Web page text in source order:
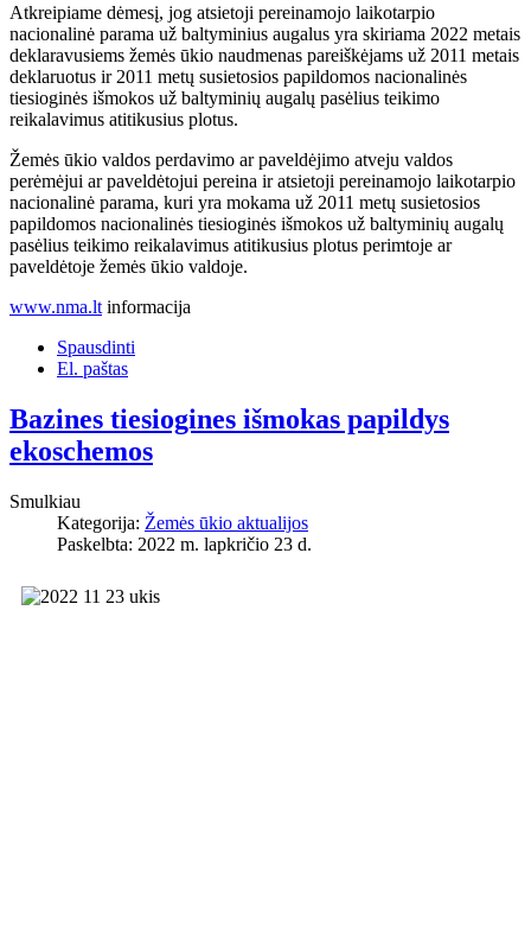
Atkreipiame dėmesį, jog atsietoji pereinamojo laikotarpio
nacionalinė parama už baltyminius augalus yra skiriama 2022 metais
deklaravusiems žemės ūkio naudmenas pareiškėjams už 2011 metais
deklaruotus ir 2011 metų susietosios papildomos nacionalinės
tiesioginės išmokos už baltyminių augalų pasėlius teikimo
reikalavimus atitikusius plotus.
Žemės ūkio valdos perdavimo ar paveldėjimo atveju valdos
perėmėjui ar paveldėtojui pereina ir atsietoji pereinamojo laikotarpio
nacionalinė parama, kuri yra mokama už 2011 metų susietosios
papildomos nacionalinės tiesioginės išmokos už baltyminių augalų
pasėlius teikimo reikalavimus atitikusius plotus perimtoje ar
paveldėtoje žemės ūkio valdoje.
www.nma.lt informacija
Spausdinti
El. paštas
Bazines tiesiogines išmokas papildys
ekoschemos
Smulkiau
Kategorija: Žemės ūkio aktualijos
Paskelbta: 2022 m. lapkričio 23 d.